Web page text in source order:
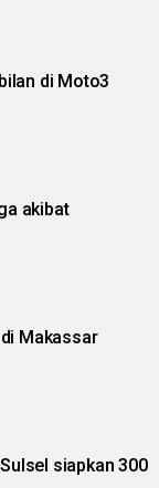
di Moto3
akibat
Makassar
siapkan 300